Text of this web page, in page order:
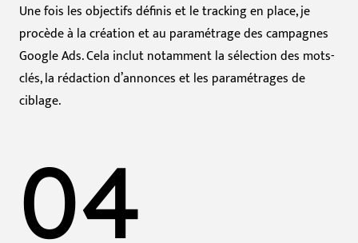
Une fois les objectifs définis et le tracking en place, je
procède à la création et au paramétrage des campagnes
Google Ads. Cela inclut notamment la sélection des mots-
clés, la rédaction d’annonces et les paramétrages de
ciblage.
04